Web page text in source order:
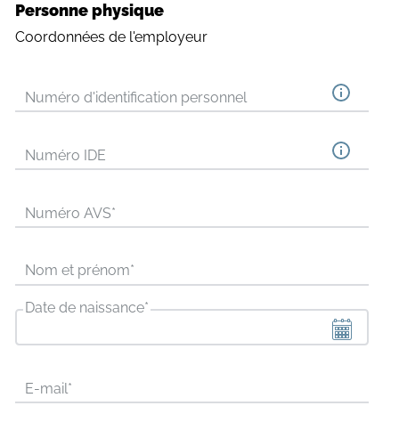
Personne physique
Coordonnées de l'employeur
Numéro d'identification personnel
Numéro IDE
Numéro AVS*
Nom et prénom*
Date de naissance*
E-mail*